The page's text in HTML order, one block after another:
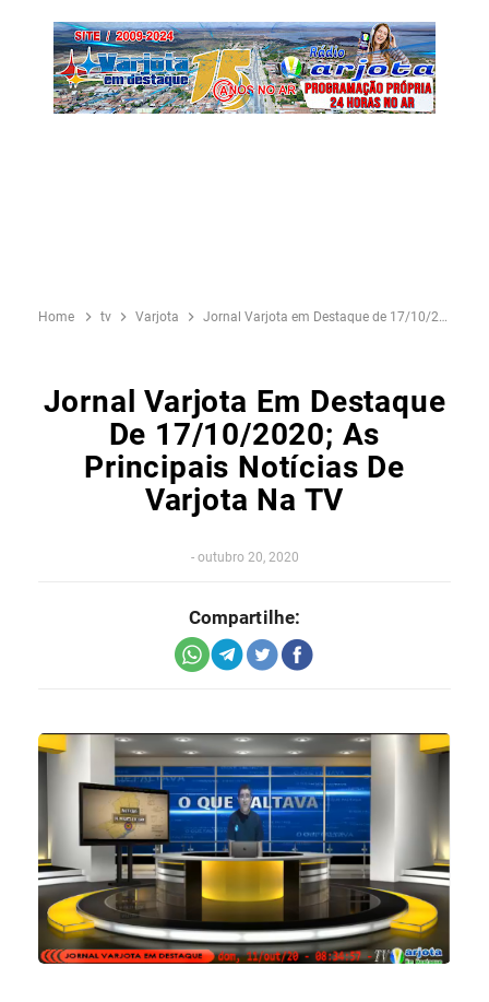
Home tv Varjota Jornal Varjota em Destaque de 17/10/2020; As principais notícias de Varjota na TV
Jornal Varjota Em Destaque
De 17/10/2020; As
Principais Notícias De
Varjota Na TV
- outubro 20, 2020
Compartilhe: